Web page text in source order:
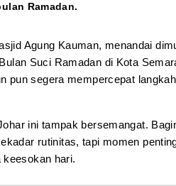
Ramadan.
Agung Kauman, menandai
Suci Ramadan di Kota
pun segera mempercepat
ini tampak bersemangat.
rutinitas, tapi momen
keesokan hari.